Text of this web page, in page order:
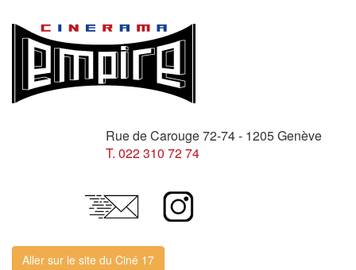
Rue de Carouge 72-74 - 1205 Genève
T. 022 310 72 74
Aller sur le site du Ciné 17